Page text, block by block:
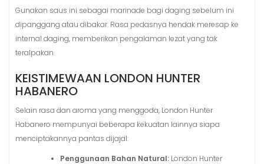
Gunakan saus ini sebagai marinade bagi daging sebelum ini
dipanggang atau dibakar. Rasa pedasnya hendak meresap ke
internal daging, memberikan pengalaman lezat yang tak
teralpakan.
KEISTIMEWAAN LONDON HUNTER
HABANERO
Selain rasa dan aroma yang menggoda, London Hunter
Habanero mempunyai beberapa kekuatan lainnya siapa
menciptakannya pantas dijajal:
Penggunaan Bahan Natural: London Hunter